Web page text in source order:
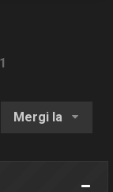
1
Mergi la